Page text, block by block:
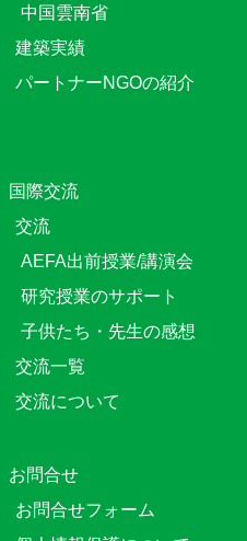
中国雲南省
建築実績
パートナーNGOの紹介
国際交流
交流
AEFA出前授業/講演会
研究授業のサポート
子供たち・先生の感想
交流一覧
交流について
お問合せ
お問合せフォーム